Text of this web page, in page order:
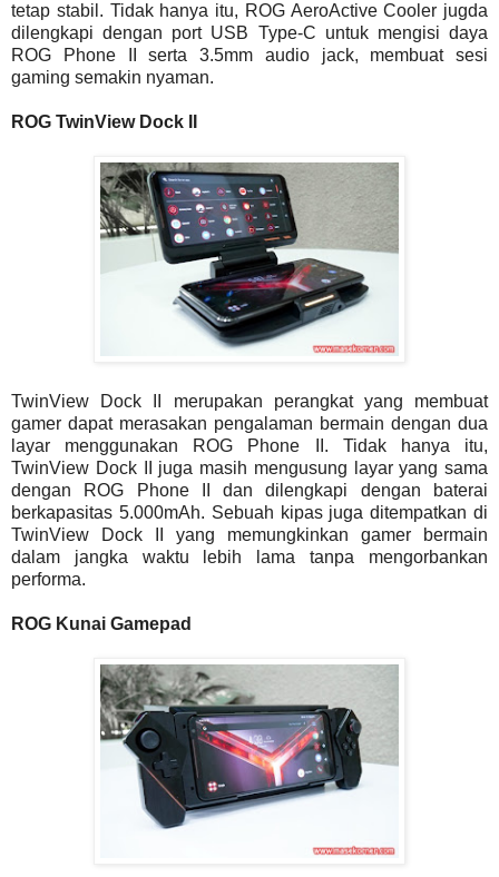
tetap stabil. Tidak hanya itu, ROG AeroActive Cooler jugda
dilengkapi dengan port USB Type-C untuk mengisi daya
ROG Phone II serta 3.5mm audio jack, membuat sesi
gaming semakin nyaman.
ROG TwinView Dock II
TwinView Dock II merupakan perangkat yang membuat
gamer dapat merasakan pengalaman bermain dengan dua
layar menggunakan ROG Phone II. Tidak hanya itu,
TwinView Dock II juga masih mengusung layar yang sama
dengan ROG Phone II dan dilengkapi dengan baterai
berkapasitas 5.000mAh. Sebuah kipas juga ditempatkan di
TwinView Dock II yang memungkinkan gamer bermain
dalam jangka waktu lebih lama tanpa mengorbankan
performa.
ROG Kunai Gamepad